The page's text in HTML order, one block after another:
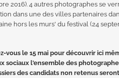
2016). 4 autres photographes se
dans une des villes partenaires
hors les murs' du festival (24
vous le 15 mai pour découvrir ici
sociaux l'ensemble des
des candidats non retenus